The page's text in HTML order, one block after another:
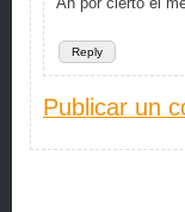
Reply
Publicar un